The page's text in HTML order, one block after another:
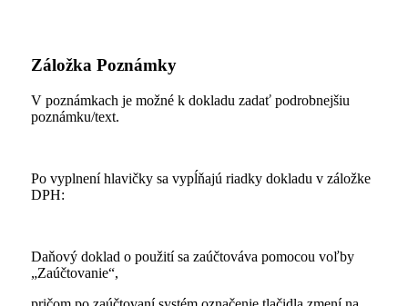
Záložka Poznámky
V poznámkach je možné k dokladu zadať podrobnejšiu
poznámku/text.
Po vyplnení hlavičky sa vypĺňajú riadky dokladu v záložke
DPH:
Daňový doklad o použití sa zaúčtováva pomocou voľby
„Zaúčtovanie“,